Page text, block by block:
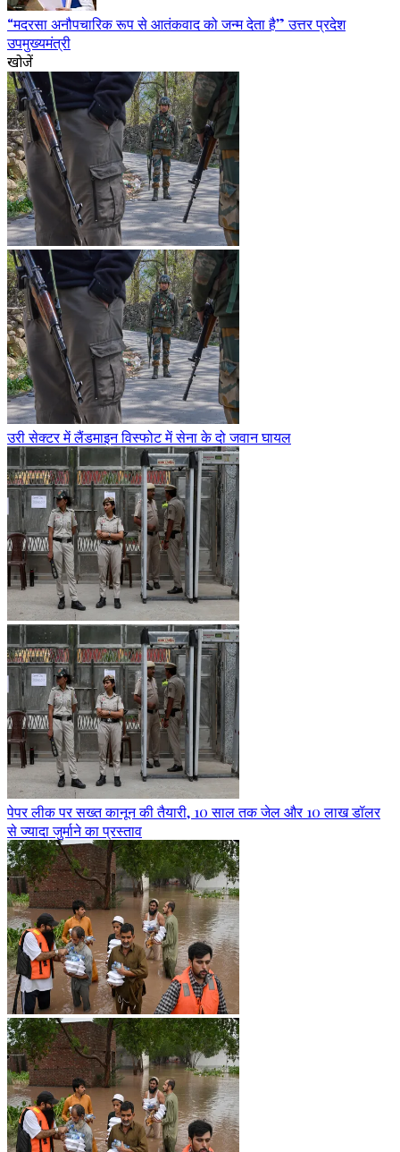
“मदरसा अनौपचारिक रूप से आतंकवाद को जन्म देता है” उत्तर प्रदेश
उपमुख्यमंत्री
खोजें
उरी सेक्टर में लैंडमाइन विस्फोट में सेना के दो जवान घायल
पेपर लीक पर सख्त कानून की तैयारी, 10 साल तक जेल और 10 लाख डॉलर
से ज्यादा जुर्माने का प्रस्ताव